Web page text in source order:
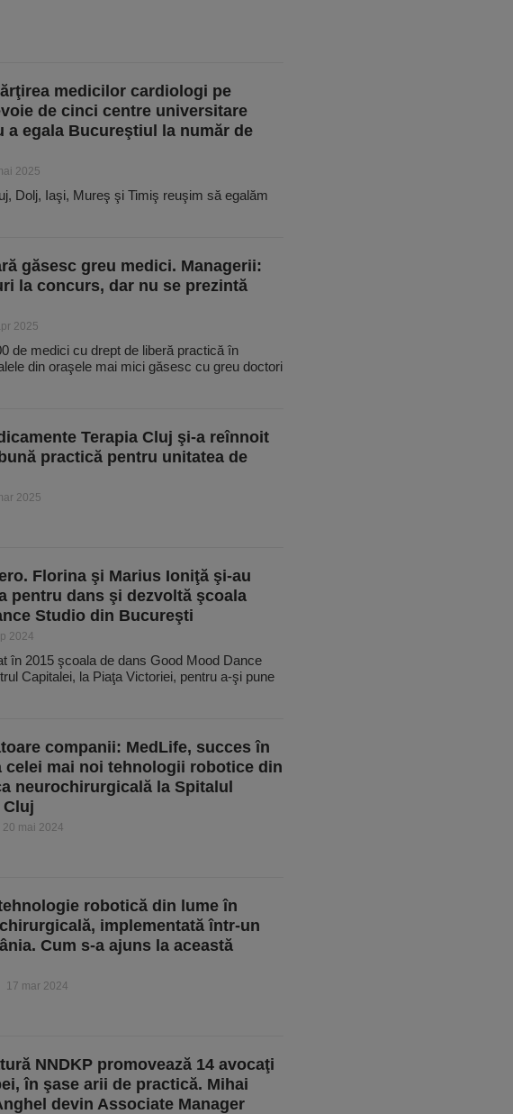
medicilor cardiologi pe
de cinci centre universitare
a egala Bucureştiul la număr de
2025
Dolj, Iaşi, Mureş şi Timiş reuşim să egalăm
găsesc greu medici. Managerii:
la concurs, dar nu se prezintă
2025
de medici cu drept de liberă practică în
din oraşele mai mici găsesc cu greu doctori
Terapia Cluj şi-a reînnoit
practică pentru unitatea de
2025
Florina şi Marius Ioniţă şi-au
pentru dans şi dezvoltă şcoala
Studio din Bucureşti
2024
în 2015 şcoala de dans Good Mood Dance
Capitalei, la Piaţa Victoriei, pentru a-şi pune
companii: MedLife, succes în
celei mai noi tehnologii robotice din
neurochirurgicală la Spitalul
Cluj
20 mai 2024
robotică din lume în
implementată într-un
Cum s-a ajuns la această
17 mar 2024
NNDKP promovează 14 avocaţi
în şase arii de practică. Mihai
devin Associate Manager